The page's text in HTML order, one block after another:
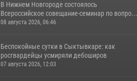
В Нижнем Новгороде состоялось
Всероссийское совещание-семинар по вопро...
08 августа 2026, 06:46
Беспокойные сутки в Сыктывкаре: как
росгвардейцы усмиряли дебоширов
07 августа 2026, 12:03